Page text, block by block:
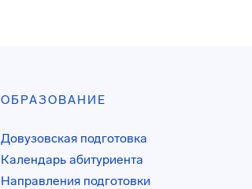
ОБРАЗОВАНИЕ
Довузовская подготовка
Календарь абитуриента
Направления подготовки